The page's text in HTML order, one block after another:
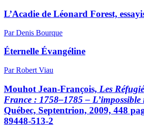
L’Acadie de Léonard Forest,
Par Denis Bourque
Éternelle Évangéline
Par Robert Viau
Mouhot Jean-François, Les
France : 1758–1785 –
Québec, Septentrion, 2009, 448
89448-513-2